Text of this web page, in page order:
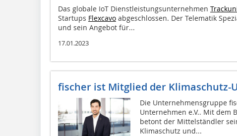
Das globale IoT Dienstleistungsunternehmen
Startups Flexcavo abgeschlossen. Der Telematik
und sein Angebot für...
17.01.2023
fischer ist Mitglied der Klimaschutz-
Die Unternehmensgruppe
Unternehmen e.V.. Mit dem
betont der Mittelständler
Klimaschutz und...